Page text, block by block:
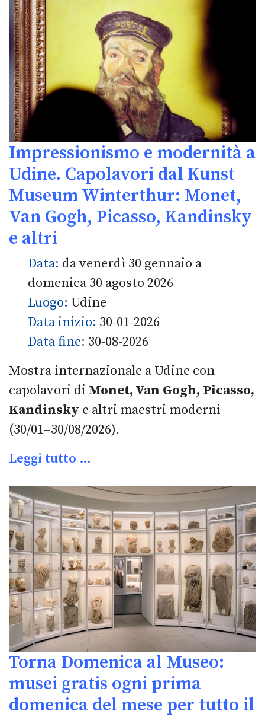
Impressionismo e modernità a
Udine. Capolavori dal Kunst
Museum Winterthur: Monet,
Van Gogh, Picasso, Kandinsky
e altri
Data: da venerdì 30 gennaio a
domenica 30 agosto 2026
Luogo: Udine
Data inizio: 30-01-2026
Data fine: 30-08-2026
Mostra internazionale a Udine con
capolavori di Monet, Van Gogh, Picasso,
Kandinsky e altri maestri moderni
(30/01–30/08/2026).
Leggi tutto …
Torna Domenica al Museo:
musei gratis ogni prima
domenica del mese per tutto il